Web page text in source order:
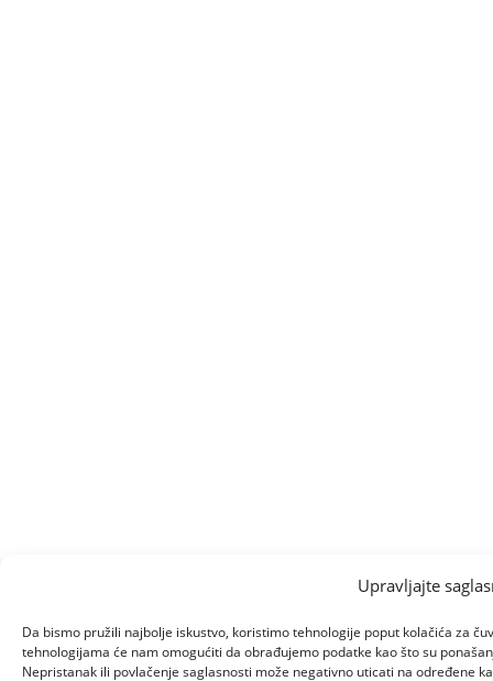
Upravljajte
Da bismo pružili najbolje iskustvo, koristimo tehnologije poput kolačića za
tehnologijama će nam omogućiti da obrađujemo podatke kao što su
Nepristanak ili povlačenje saglasnosti može negativno uticati na određene